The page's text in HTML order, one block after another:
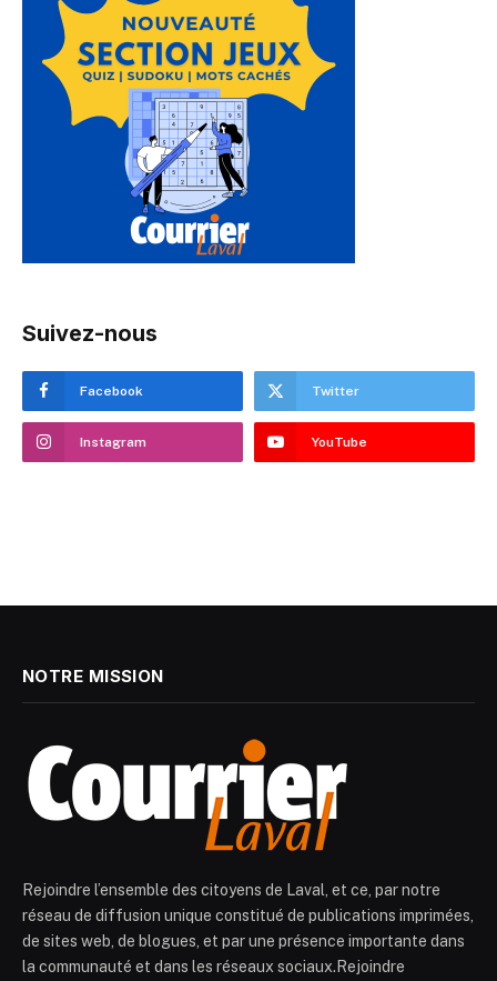
Suivez-nous
Facebook Twitter
Instagram YouTube
NOTRE MISSION
Rejoindre l’ensemble des citoyens de Laval, et ce, par notre
réseau de diffusion unique constitué de publications imprimées,
de sites web, de blogues, et par une présence importante dans
la communauté et dans les réseaux sociaux.Rejoindre